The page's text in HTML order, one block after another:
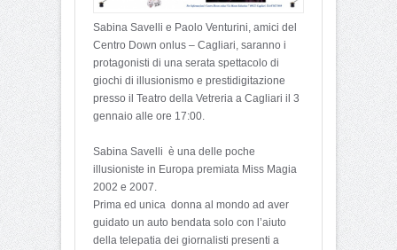
Sabina Savelli e Paolo Venturini, amici del
Centro Down onlus – Cagliari, saranno i
protagonisti di una serata spettacolo di
giochi di illusionismo e prestidigitazione
presso il Teatro della Vetreria a Cagliari il 3
gennaio alle ore 17:00.
Sabina Savelli è una delle poche
illusioniste in Europa premiata Miss Magia
2002 e 2007.
Prima ed unica donna al mondo ad aver
guidato un auto bendata solo con l’aiuto
della telepatia dei giornalisti presenti a